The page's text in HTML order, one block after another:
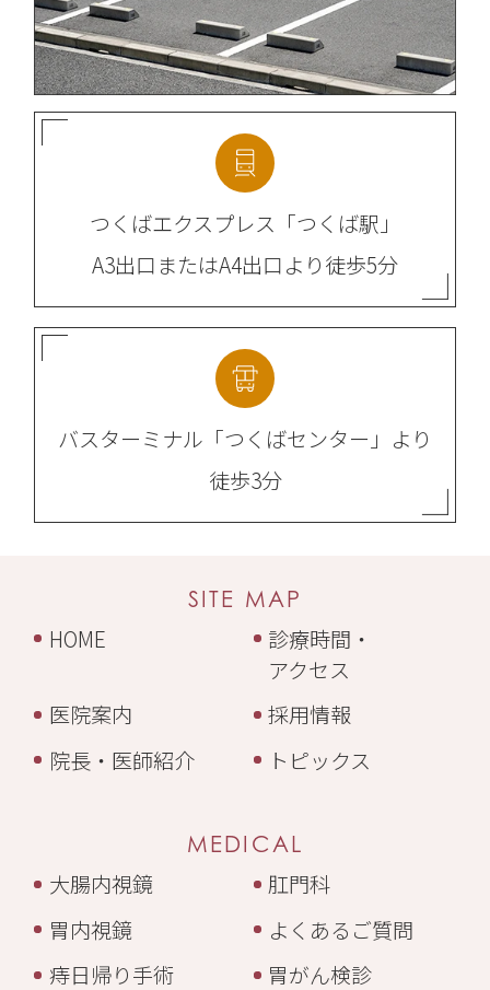
つくばエクスプレス 「つくば駅」
A3出口またはA4出口より徒歩5分
バスターミナル 「つくばセンター」より
徒歩3分
SITE MAP
HOME
診療時間・
アクセス
医院案内
採用情報
院長・医師紹介
トピックス
MEDICAL
大腸内視鏡
肛門科
胃内視鏡
よくあるご質問
痔日帰り手術
胃がん検診